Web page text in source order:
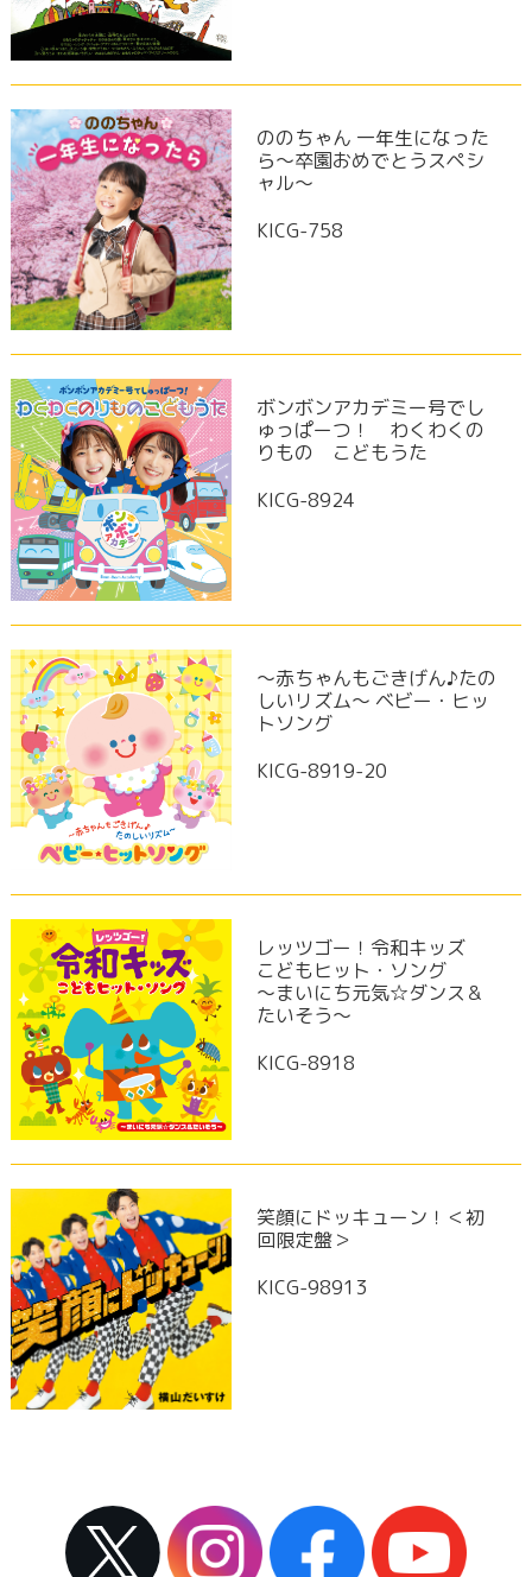
ののちゃん 一年生になった
ら～卒園おめでとうスペシ
ャル～
KICG-758
ボンボンアカデミー号でし
ゅっぱーつ！ わくわくの
りもの こどもうた
KICG-8924
～赤ちゃんもごきげん♪たの
しいリズム～ ベビー・ヒッ
トソング
KICG-8919-20
レッツゴー！令和キッズ
こどもヒット・ソング
～まいにち元気☆ダンス＆
たいそう～
KICG-8918
笑顔にドッキューン！＜初
回限定盤＞
KICG-98913